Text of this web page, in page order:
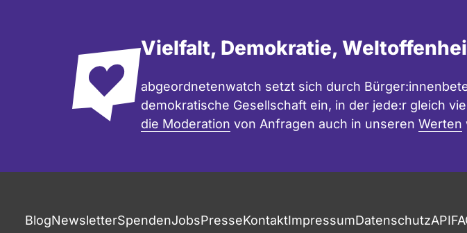
Vielfalt, Demokratie,
abgeordnetenwatch setzt sich durch
demokratische Gesellschaft ein, in der jede:r gleich
die Moderation von Anfragen auch in unseren Werten
Fußzeile
BlogNewsletterSpendenJobsPresseKontaktImpressumDatenschutzAPI